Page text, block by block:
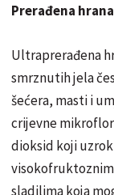
Prerađena
Ultraprerađena
smrznutih jela
šećera, masti i
crijevne
dioksid koji
sladilima koja